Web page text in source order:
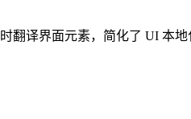
翻译界面元素，简化了 UI 本地